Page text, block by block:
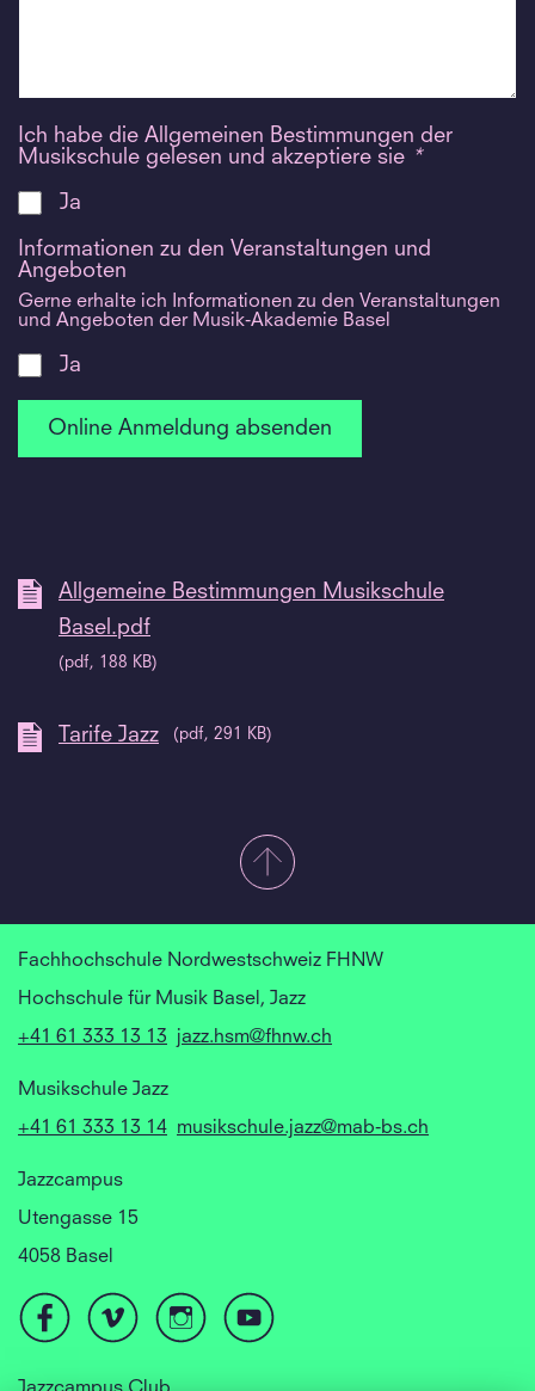
Ich habe die Allgemeinen Bestimmungen der
Musikschule gelesen und akzeptiere sie *
Ja
Informationen zu den Veranstaltungen und
Angeboten
Gerne erhalte ich Informationen zu den Veranstaltungen
und Angeboten der Musik-Akademie Basel
Ja
Allgemeine Bestimmungen Musikschule
Basel.pdf
(pdf, 188 KB)
Tarife Jazz (pdf, 291 KB)
Fachhochschule Nordwestschweiz FHNW
Hochschule für Musik Basel, Jazz
+41 61 333 13 13
jazz.hsm@fhnw.ch
Musikschule Jazz
+41 61 333 13 14 musikschule.jazz@mab-bs.ch
Jazzcampus
Utengasse 15
4058 Basel